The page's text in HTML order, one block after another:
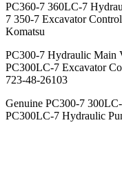
PC360-7 360LC-7
7 350-7 Excavator
Komatsu
PC300-7 Hydraulic Main
PC300LC-7 Excavator
723-48-26103
Genuine PC300-7
PC300LC-7 Hydraulic